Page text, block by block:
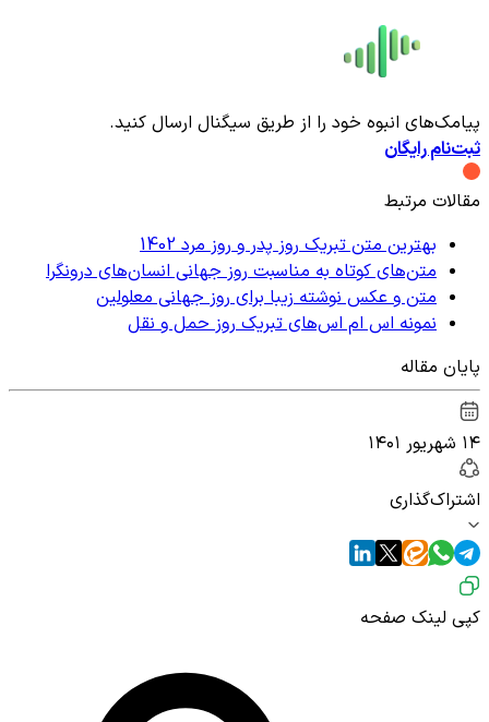
پیامک‌های انبوه خود را از طریق سیگنال ارسال کنید.
ثبت‌نام رایگان
مقالات مرتبط
بهترین متن تبریک روز پدر و روز مرد 1402
متن‌های کوتاه به مناسبت روز جهانی انسان‌های درونگرا
متن و عکس نوشته زیبا برای روز جهانی معلولین
نمونه اس ام اس‌های تبریک روز حمل و نقل
پایان مقاله
۱۴ شهریور ۱۴۰۱
اشتراک‌گذاری
کپی لینک صفحه